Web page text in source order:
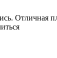
Отличная